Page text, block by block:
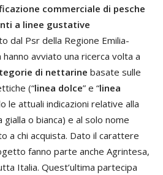
commerciale di pesche
a linee gustative
dal Psr della Regione Emilia-
avviato una ricerca volta a
di nettarine basate sulle
(“linea dolce” e “linea
le attuali indicazioni relative alla
o bianca) e al solo nome
a chi acquista. Dato il carattere
fanno parte anche Agrintesa,
Italia. Quest’ultima partecipa